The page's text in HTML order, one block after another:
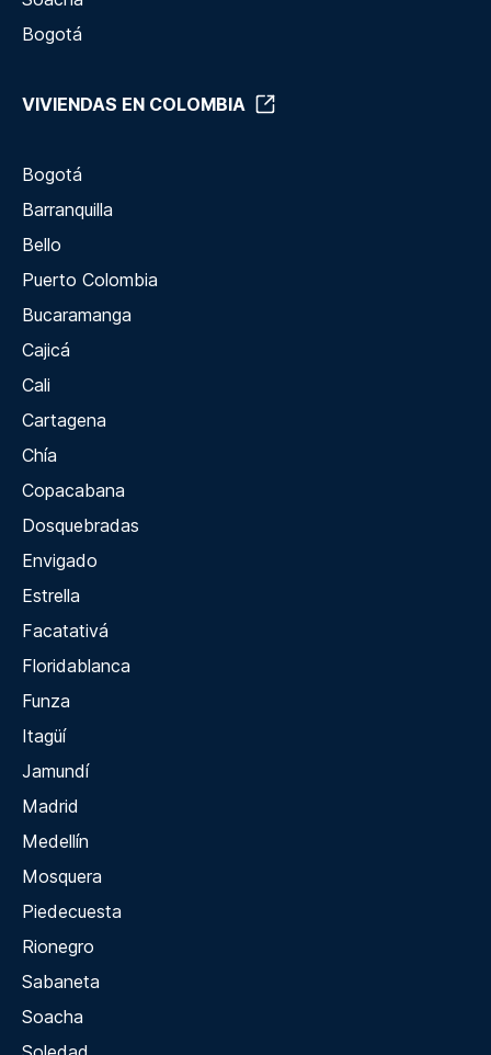
Bogotá
VIVIENDAS EN COLOMBIA
Bogotá
Barranquilla
Bello
Puerto Colombia
Bucaramanga
Cajicá
Cali
Cartagena
Chía
Copacabana
Dosquebradas
Envigado
Estrella
Facatativá
Floridablanca
Funza
Itagüí
Jamundí
Madrid
Medellín
Mosquera
Piedecuesta
Rionegro
Sabaneta
Soacha